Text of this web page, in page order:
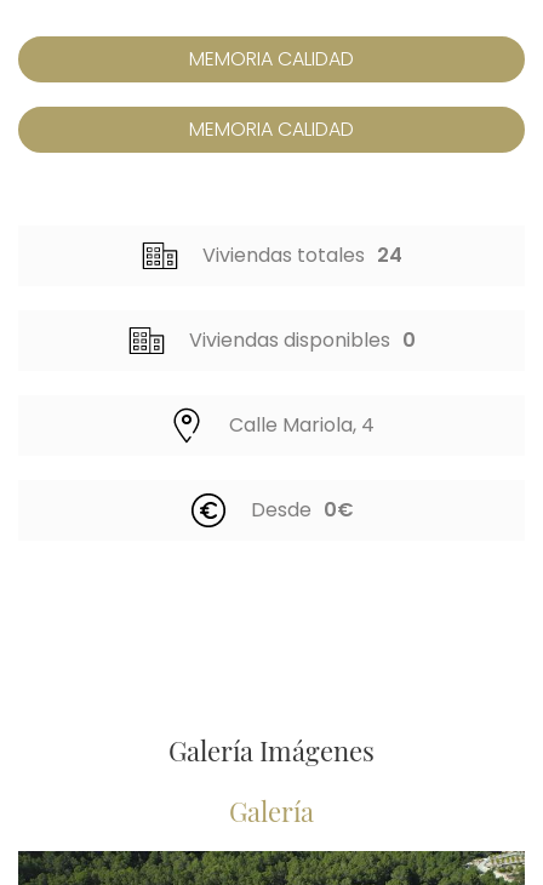
MEMORIA CALIDAD
MEMORIA CALIDAD
Viviendas totales 24
Viviendas disponibles 0
Calle Mariola, 4
Desde 0€
Galería Imágenes
Galería
Imagen